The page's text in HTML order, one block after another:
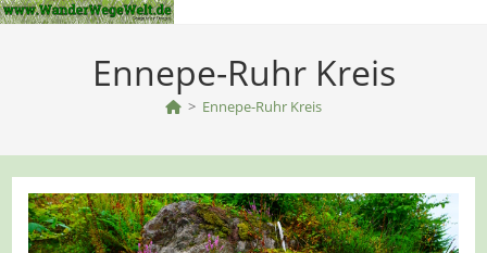
Ennepe-Ruhr Kreis
> Ennepe-Ruhr Kreis